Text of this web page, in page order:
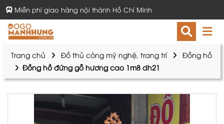
Miễn phí giao hàng nội thành Hồ Chí Minh
Trang chủ Đồ thủ công mỹ nghệ, trang trí
Đồng hồ
Đồng hồ đứng gỗ hương cao 1m8 dh21